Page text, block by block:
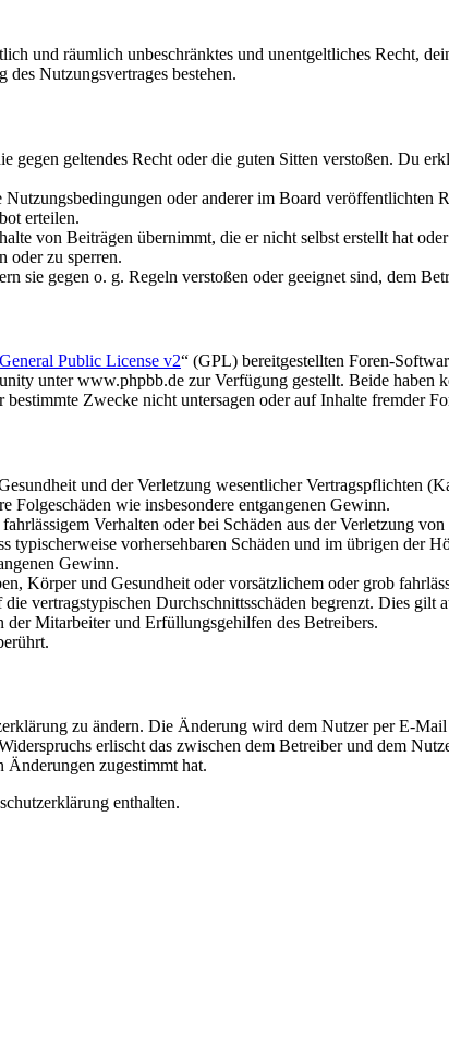
und räumlich unbeschränktes und unentgeltliches Recht,
Nutzungsvertrages bestehen.
geltendes Recht oder die guten Sitten verstoßen. Du
oder anderer im Board
erteilen.
von Beiträgen übernimmt, die er nicht selbst erstellt hat
oder zu sperren.
sie gegen o. g. Regeln verstoßen oder geeignet sind, dem
Public License v2“ (GPL) bereitgestellten Foren-
unter www.phpbb.de zur Verfügung gestellt. Beide
Zwecke nicht untersagen oder auf Inhalte fremder
und der Verletzung wesentlicher Vertragspflichten
Folgeschäden wie insbesondere entgangenen Gewinn.
Verhalten oder bei Schäden aus der Verletzung
vorhersehbaren Schäden und im übrigen der
Gewinn.
Körper und Gesundheit oder vorsätzlichem oder grob
vertragstypischen Durchschnittsschäden begrenzt. Dies gilt
Mitarbeiter und Erfüllungsgehilfen des Betreibers.
zu ändern. Die Änderung wird dem Nutzer per E-
erlischt das zwischen dem Betreiber und dem
zugestimmt hat.
enthalten.